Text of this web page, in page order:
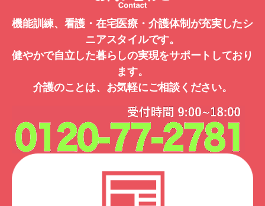
機能訓練、看護・在宅医療・介護体制が充実したシ
ニアスタイルです。
健やかで自立した暮らしの実現をサポートしており
ます。
介護のことは、お気軽にご相談ください。